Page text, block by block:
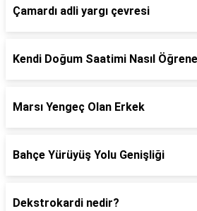
Çamardı adli yargı çevresi
Kendi Doğum Saatimi Nasıl
Marsı Yengeç Olan Erkek
Bahçe Yürüyüş Yolu Genişliği
Dekstrokardi nedir?